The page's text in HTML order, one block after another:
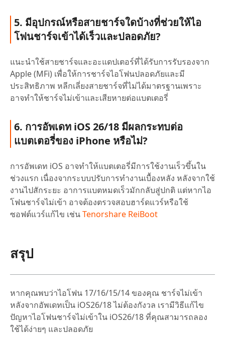
5. มีอุปกรณ์หรือสายชาร์จใดบ้างที่ช่วยให้ไอ
โฟนชาร์จเข้าได้เร็วและปลอดภัย?
แนะนำใช้สายชาร์จและอะแดปเตอร์ที่ได้รับการรับรองจาก
Apple (MFi) เพื่อให้การชาร์จไอโฟนปลอดภัยและมี
ประสิทธิภาพ หลีกเลี่ยงสายชาร์จที่ไม่ได้มาตรฐานเพราะ
อาจทำให้ชาร์จไม่เข้าและเสียหายต่อแบตเตอรี่
6. การอัพเดท iOS 26/18 มีผลกระทบต่อ
แบตเตอรี่ของ iPhone หรือไม่?
การอัพเดท iOS อาจทำให้แบตเตอรี่มีการใช้งานเร็วขึ้นใน
ช่วงแรก เนื่องจากระบบปรับการทำงานเบื้องหลัง หลังจากใช้
งานไปสักระยะ อาการแบตหมดเร็วมักกลับสู่ปกติ แต่หากไอ
โฟนชาร์จไม่เข้า อาจต้องตรวจสอบฮาร์ดแวร์หรือใช้
ซอฟต์แวร์แก้ไข เช่นTenorshare ReiBoot
สรุป
หากคุณพบว่าไอโฟน 17/16/15/14 ของคุณ ชาร์จไม่เข้า
หลังจากอัพเดทเป็น iOS26/18 ไม่ต้องกังวล เรามีวิธีแก้ไข
ปัญหาไอโฟนชาร์จไม่เข้าใน iOS26/18 ที่คุณสามารถลอง
ใช้ได้ง่ายๆ และปลอดภัย